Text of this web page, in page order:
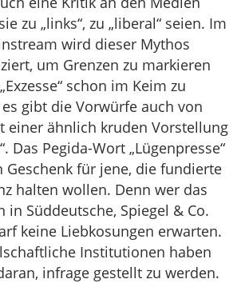
zu „links“, zu „liberal“ seien. Im
wird dieser Mythos
um Grenzen zu markieren
schon im Keim zu
gibt die Vorwürfe auch von
einer ähnlich kruden Vorstellung
Das Pegida-Wort „Lügenpresse“
für jene, die fundierte
halten wollen. Denn wer das
in Süddeutsche, Spiegel & Co.
keine Liebkosungen erwarten.
Institutionen haben
infrage gestellt zu werden.